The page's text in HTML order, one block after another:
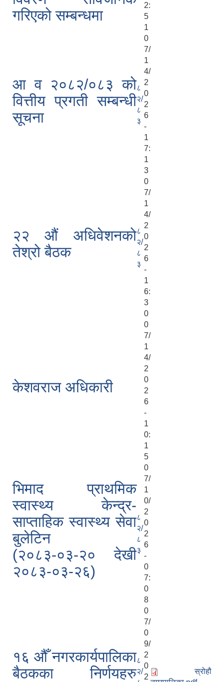
गरिएको सम्बन्धमा
2:
5
1
आ व २०८२/०८३ को
वित्तीय प्रगती सम्बन्धी
सूचना
८
२/
८
३
0
7/
1
4/
2
0
2
6
-
1
7:
1
3
२२ औं अधिवेशनको
तेश्रो बैठक
८
२/
८
३
0
7/
1
4/
2
0
2
6
-
1
6:
3
0
केशवराज अधिकारी
0
7/
1
4/
2
0
2
6
-
1
0:
1
5
भिमाद प्राथमिक
स्वास्थ्य केन्द्र-
साप्ताहिक स्वास्थ्य सेवा
बुलेटिन
(२०८३-०३-२० देखी
२०८३-०३-२६)
८
२/
८
३
0
7/
1
0/
2
0
2
6
-
0
7:
0
8
१६ औँ नगरकार्यपालिका
बैठकका निर्णयहरु
८
२/
0
7/
0
9/
2
0
2
स्रोहौ